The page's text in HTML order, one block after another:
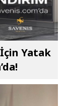
İçin Yatak